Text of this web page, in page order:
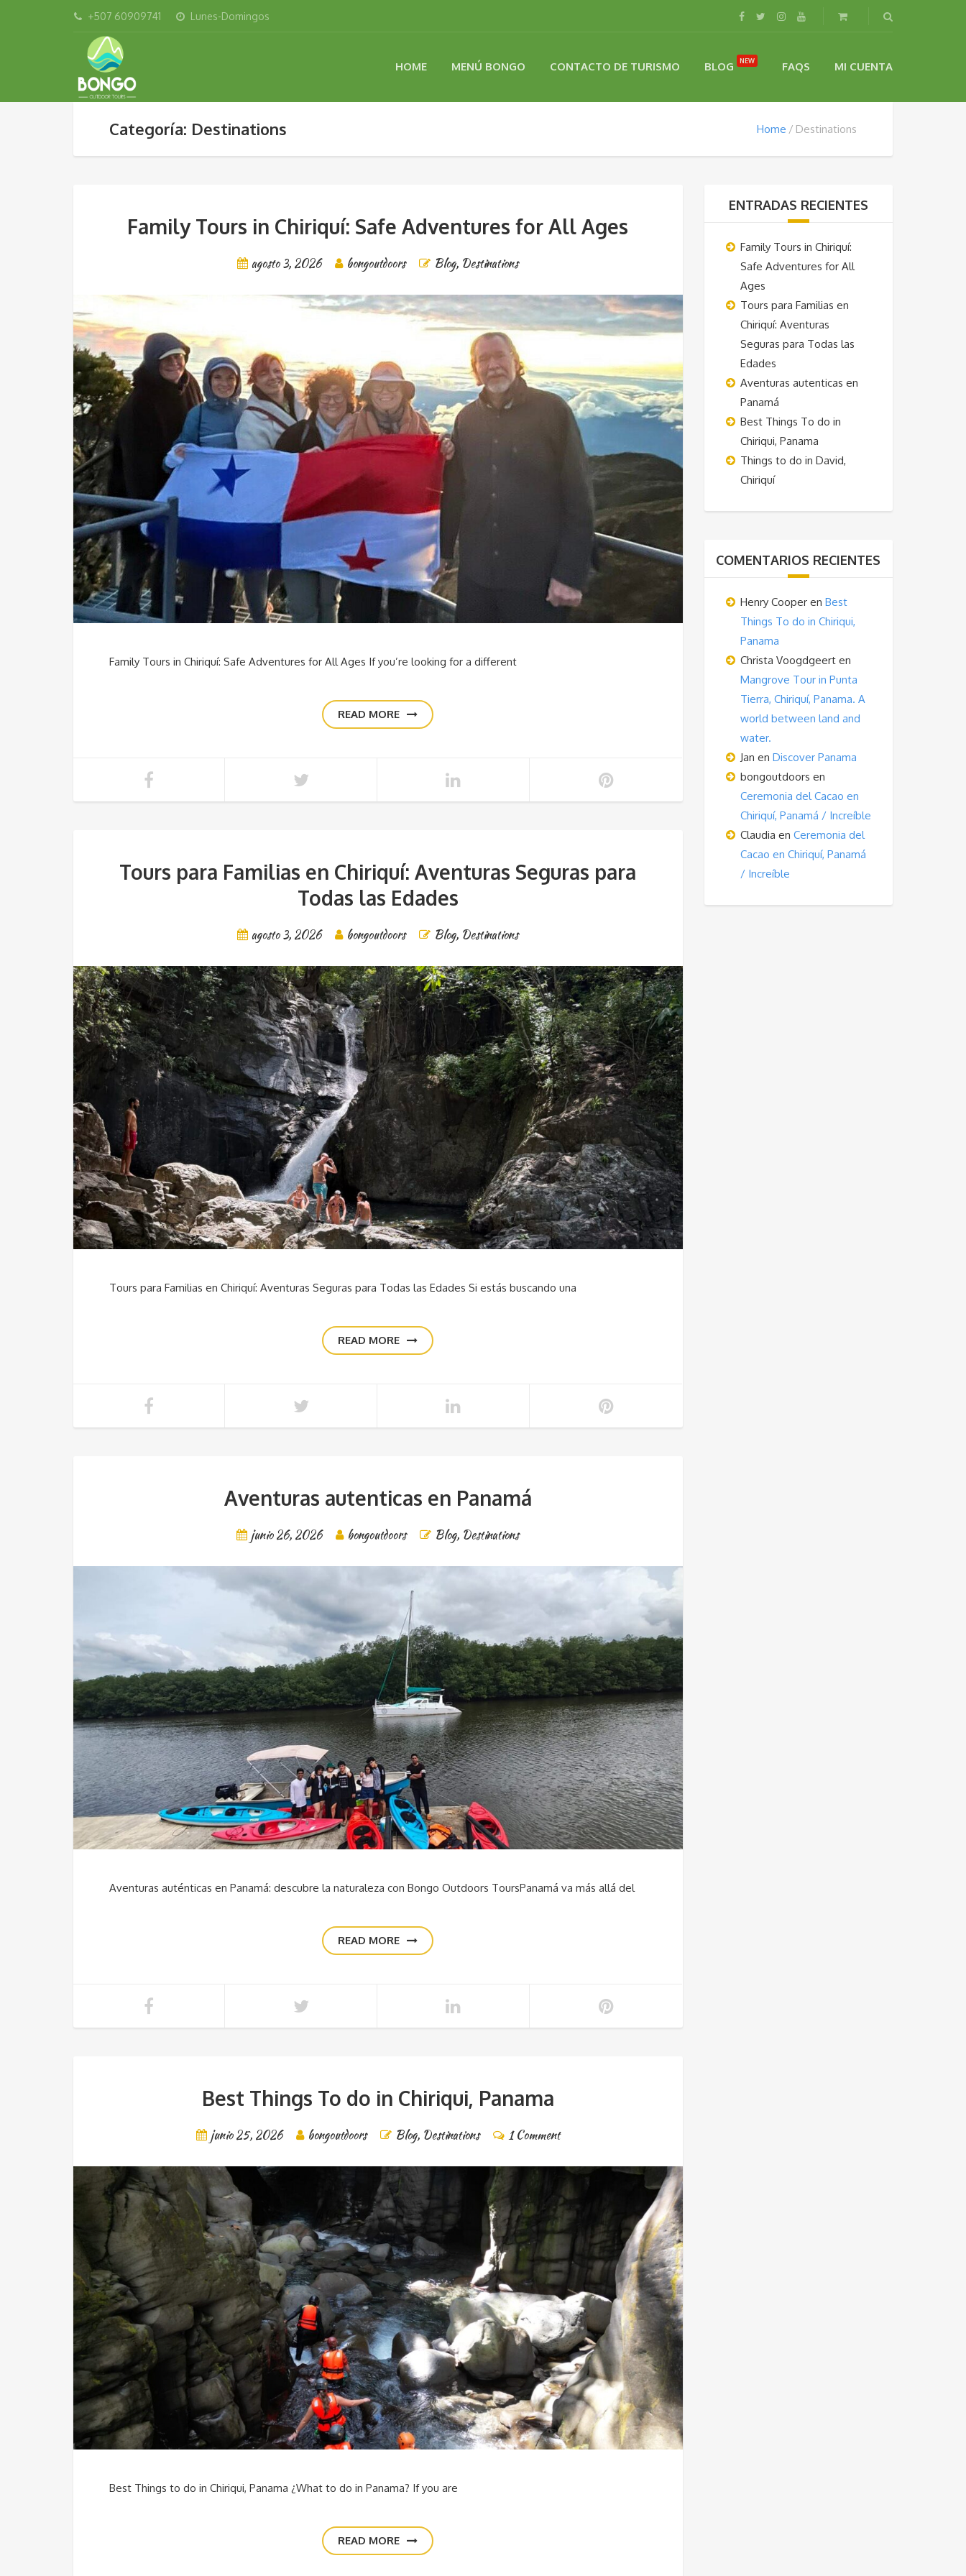
+507 60909741 Lunes-Domingos
HOME MENÚ BONGO CONTACTO DE TURISMO BLOG NEW FAQS MI CUENTA
Categoría: Destinations Home Destinations
Family Tours in Chiriquí: Safe Adventures for All Ages
agosto 3, 2026 bongoutdoors Blog, Destinations
Family Tours in Chiriquí: Safe Adventures for All Ages If you’re looking for a different
READ MORE
Tours para Familias en Chiriquí: Aventuras Seguras para
Todas las Edades
agosto 3, 2026 bongoutdoors Blog, Destinations
Tours para Familias en Chiriquí: Aventuras Seguras para Todas las Edades Si estás buscando una
READ MORE
Aventuras autenticas en Panamá
junio 26, 2026 bongoutdoors Blog, Destinations
Aventuras auténticas en Panamá: descubre la naturaleza con Bongo Outdoors ToursPanamá va más allá del
READ MORE
Best Things To do in Chiriqui, Panama
junio 25, 2026 bongoutdoors Blog, Destinations 1 Comment
Best Things to do in Chiriqui, Panama ¿What to do in Panama? If you are
READ MORE
ENTRADAS RECIENTES
Family Tours in Chiriquí:
Safe Adventures for All
Ages
Tours para Familias en
Chiriquí: Aventuras
Seguras para Todas las
Edades
Aventuras autenticas en
Panamá
Best Things To do in
Chiriqui, Panama
Things to do in David,
Chiriquí
COMENTARIOS RECIENTES
Henry Cooperen Best
Things To do in Chiriqui,
Panama
Christa Voogdgeerten
Mangrove Tour in Punta
Tierra, Chiriquí, Panama. A
world between land and
water.
Jan en Discover Panama
bongoutdoors en
Ceremonia del Cacao en
Chiriquí, Panamá / Increíble
Claudia en Ceremonia del
Cacao en Chiriquí, Panamá
/ Increíble